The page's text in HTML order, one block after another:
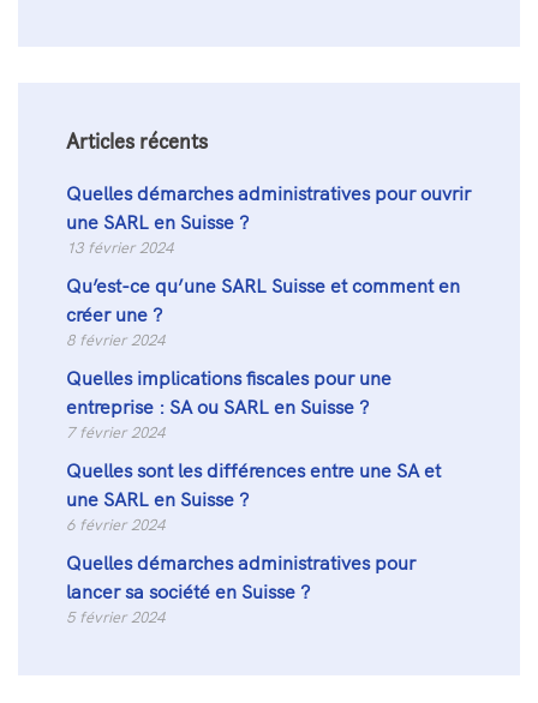
Articles récents
Quelles démarches administratives pour ouvrir
une SARL en Suisse ?
13 février 2024
Qu’est-ce qu’une SARL Suisse et comment en
créer une ?
8 février 2024
Quelles implications fiscales pour une
entreprise : SA ou SARL en Suisse ?
7 février 2024
Quelles sont les différences entre une SA et
une SARL en Suisse ?
6 février 2024
Quelles démarches administratives pour
lancer sa société en Suisse ?
5 février 2024